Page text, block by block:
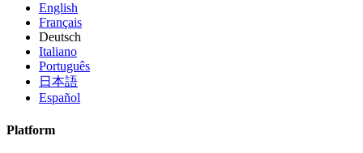
English
Français
Deutsch
Italiano
Português
日本語
Español
Platform